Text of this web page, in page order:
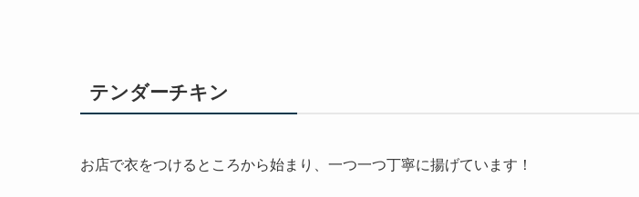
テンダーチキン
お店で衣をつけるところから始まり、一つ一つ丁寧に揚げています！